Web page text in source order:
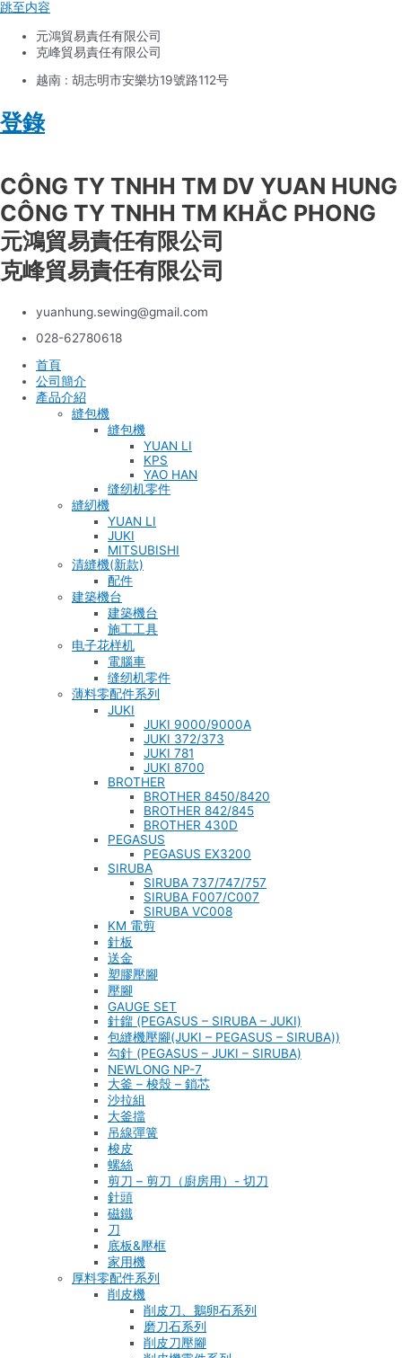
跳至内容
元鴻貿易責任有限公司
克峰貿易責任有限公司
越南 : 胡志明市安樂坊19號路112号
登錄
CÔNG TY TNHH TM DV YUAN HUNG
CÔNG TY TNHH TM KHẮC PHONG
元鴻貿易責任有限公司
克峰貿易責任有限公司
yuanhung.sewing@gmail.com
028-62780618
首頁
公司簡介
產品介紹
縫包機
縫包機
YUAN LI
KPS
YAO HAN
缝纫机零件
縫紉機
YUAN LI
JUKI
MITSUBISHI
清縫機(新款)
配件
建築機台
建築機台
施工工具
电子花样机
電腦車
缝纫机零件
薄料零配件系列
JUKI
JUKI 9000/9000A
JUKI 372/373
JUKI 781
JUKI 8700
BROTHER
BROTHER 8450/8420
BROTHER 842/845
BROTHER 430D
PEGASUS
PEGASUS EX3200
SIRUBA
SIRUBA 737/747/757
SIRUBA F007/C007
SIRUBA VC008
KM 電剪
針板
送金
塑膠壓腳
壓腳
GAUGE SET
針鎦 (PEGASUS – SIRUBA – JUKI)
包縫機壓腳(JUKI – PEGASUS – SIRUBA))
勾針 (PEGASUS – JUKI – SIRUBA)
NEWLONG NP-7
大釜 – 梭殼 – 鎖芯
沙拉組
大釜擋
吊線彈簧
梭皮
螺絲
剪刀 – 剪刀（廚房用）- 切刀
針頭
磁鐵
刀
底板&壓框
家用機
厚料零配件系列
削皮機
削皮刀、鵝卵石系列
磨刀石系列
削皮刀壓腳